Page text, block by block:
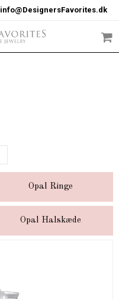
info@DesignersFavorites.dk
Opal Ringe
Opal Halskæde